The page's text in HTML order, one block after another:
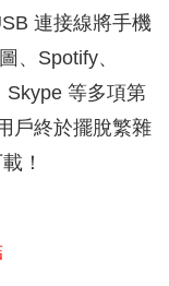
連接線將手機
、Spotify、
Skype 等多項第
戶終於擺脫繁雜
！